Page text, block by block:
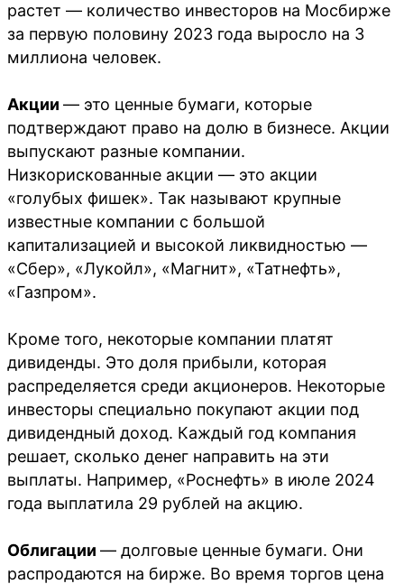
растет — количество инвесторов на Мосбирже
за первую половину 2023 года выросло на 3
миллиона человек.
Акции — это ценные бумаги, которые
подтверждают право на долю в бизнесе. Акции
выпускают разные компании.
Низкорискованные акции — это акции
«голубых фишек». Так называют крупные
известные компании с большой
капитализацией и высокой ликвидностью —
«Сбер», «Лукойл», «Магнит», «Татнефть»,
«Газпром».
Кроме того, некоторые компании платят
дивиденды. Это доля прибыли, которая
распределяется среди акционеров. Некоторые
инвесторы специально покупают акции под
дивидендный доход. Каждый год компания
решает, сколько денег направить на эти
выплаты. Например, «Роснефть» в июле 2024
года выплатила 29 рублей на акцию.
Облигации — долговые ценные бумаги. Они
распродаются на бирже. Во время торгов цена